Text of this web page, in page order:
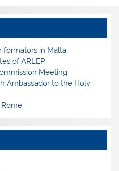
formators in Malta
of ARLEP
Meeting
Ambassador to the Holy
Rome